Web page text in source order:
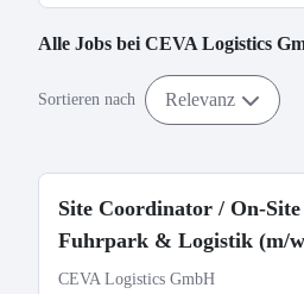
Alle Jobs bei CEVA Logistics
Sortieren nach Relevanz
Site Coordinator / On-
Fuhrpark & Logistik (m/
CEVA Logistics GmbH